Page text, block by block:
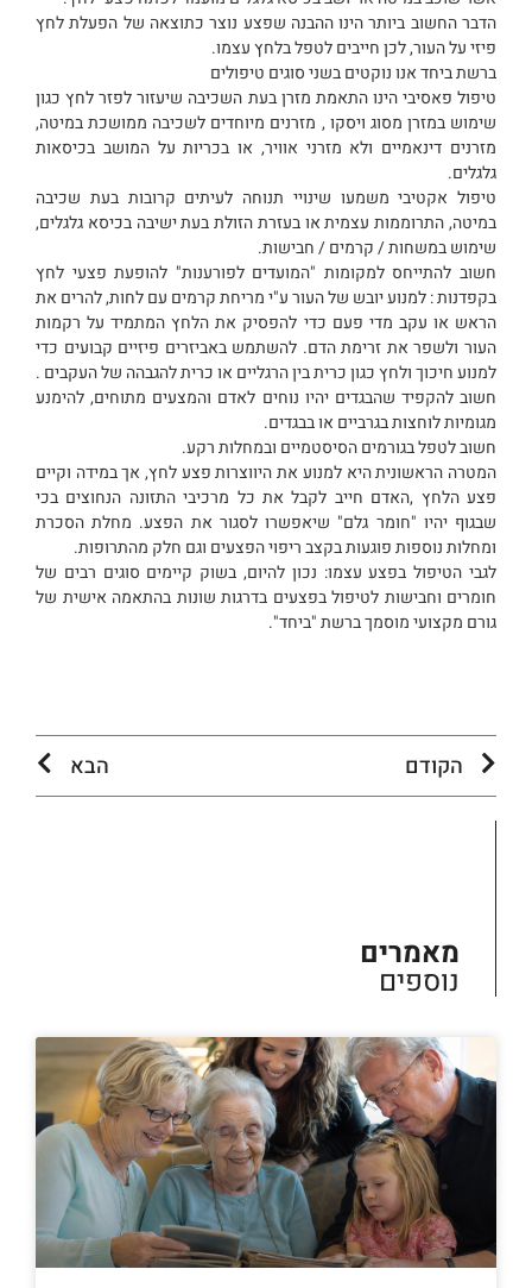
הדבר החשוב ביותר הינו ההבנה שפצע נוצר כתוצאה של הפעלת לחץ
פיזי על העור, לכן חייבים לטפל בלחץ עצמו.
ברשת ביחד אנו נוקטים בשני סוגים טיפולים
טיפול פאסיבי הינו התאמת מזרן בעת השכיבה שיעזור לפזר לחץ כגון
שימוש במזרן מסוג ויסקו , מזרנים מיוחדים לשכיבה ממושכת במיטה,
מזרנים דינאמיים ולא מזרני אוויר, או בכריות על המושב בכיסאות
גלגלים.
טיפול אקטיבי משמעו שינויי תנוחה לעיתים קרובות בעת שכיבה
במיטה, התרוממות עצמית או בעזרת הזולת בעת ישיבה בכיסא גלגלים,
שימוש במשחות / קרמים / חבישות.
חשוב להתייחס למקומות "המועדים לפורענות" להופעת פצעי לחץ
בקפדנות : למנוע יובש של העור ע"י מריחת קרמים עם לחות, להרים את
הראש או עקב מדי פעם כדי להפסיק את הלחץ המתמיד על רקמות
העור ולשפר את זרימת הדם. להשתמש באביזרים פיזיים קבועים כדי
למנוע חיכוך ולחץ כגון כרית בין הרגליים או כרית להגבהה של העקבים .
חשוב להקפיד שהבגדים יהיו נוחים לאדם והמצעים מתוחים, להימנע
מגומיות לוחצות בגרביים או בבגדים.
חשוב לטפל בגורמים הסיסטמיים ובמחלות רקע.
המטרה הראשונית היא למנוע את היווצרות פצע לחץ, אך במידה וקיים
פצע הלחץ ,האדם חייב לקבל את כל מרכיבי התזונה הנחוצים בכי
שבגוף יהיו "חומר גלם" שיאפשרו לסגור את הפצע. מחלת הסכרת
ומחלות נוספות פוגעות בקצב ריפוי הפצעים וגם חלק מהתרופות.
לגבי הטיפול בפצע עצמו: נכון להיום, בשוק קיימים סוגים רבים של
חומרים וחבישות לטיפול בפצעים בדרגות שונות בהתאמה אישית של
גורם מקצועי מוסמך ברשת "ביחד".
הקודם הבא
מאמרים
נוספים